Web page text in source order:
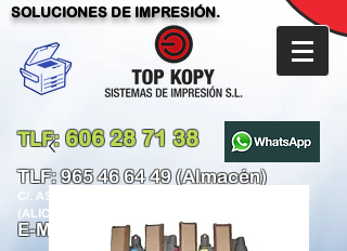
SOLUCIONES DE IMPRESIÓN.
TLF: 606 28 71 38
TLF:965 46 64 49(Almacén)
C/. ASUNCIÓN PARREÑO GARCÍA,101-103 ELCHE
(ALICANTE)
E-MAIL: tecnico@newkopy.com